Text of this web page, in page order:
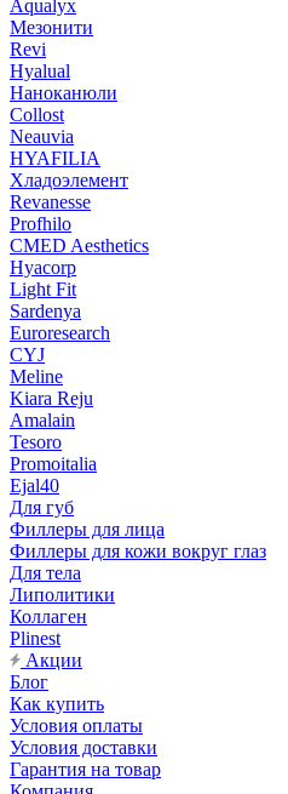
Aqualyx
Мезонити
Revi
Hyalual
Наноканюли
Collost
Neauvia
HYAFILIA
Хладоэлемент
Revanesse
Profhilo
CMED Aesthetics
Hyacorp
Light Fit
Sardenya
Euroresearch
CYJ
Meline
Kiara Reju
Amalain
Tesoro
Promoitalia
Ejal40
Для губ
Филлеры для лица
Филлеры для кожи вокруг глаз
Для тела
Липолитики
Коллаген
Plinest
Акции
Блог
Как купить
Условия оплаты
Условия доставки
Гарантия на товар